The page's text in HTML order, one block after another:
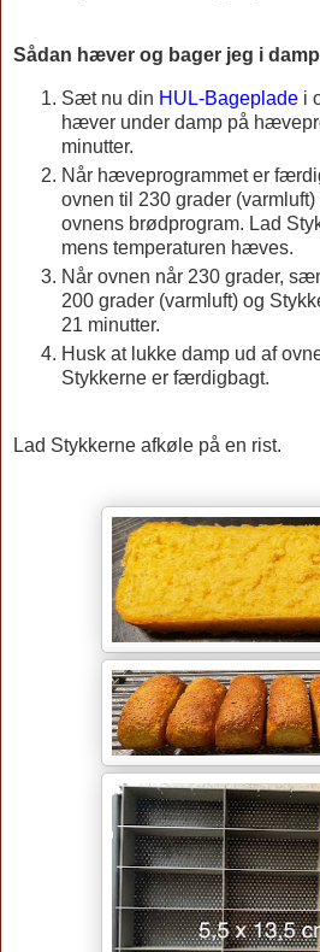
Sådan hæver og bager jeg i
Sæt nu din HUL-Bageplade i
hæver under damp på
minutter.
Når hæveprogrammet er
ovnen til 230 grader
ovnens brødprogram. Lad
mens temperaturen hæves.
Når ovnen når 230 grader,
200 grader (varmluft) og
21 minutter.
Husk at lukke damp ud af
Stykkerne er færdigbagt.
Lad Stykkerne afkøle på en rist.